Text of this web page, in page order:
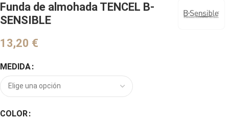
Funda de almohada TENCEL B-
SENSIBLE
€
MEDIDA
COLOR